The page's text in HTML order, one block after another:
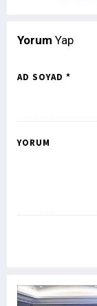
Yorum Yap
AD SOYAD *
YORUM